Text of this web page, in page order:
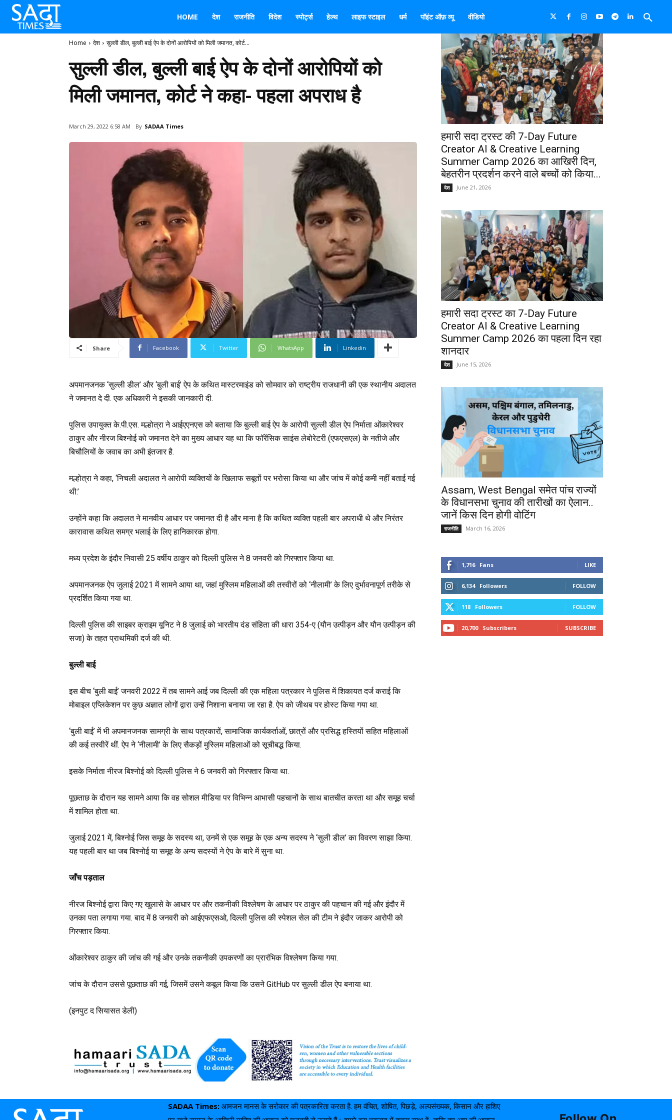
HOME देश राजनीति विदेश स्पोर्ट्स हेल्थ लाइफ स्टाइल धर्म पॉइंट ऑफ़ व्यू वीडियो
Home देश सुल्ली डील, बुल्ली बाई ऐप के दोनों आरोपियों को मिली जमानत, कोर्ट...
सुल्ली डील, बुल्ली बाई ऐप के दोनों आरोपियों को
मिली जमानत, कोर्ट ने कहा- पहला अपराध है
March 29, 2022 6:58 AM By SADAA Times
Share Facebook Twitter WhatsApp Linkedin
अपमानजनक ‘सुल्ली डील’ और ‘बुली बाई’ ऐप के कथित मास्टरमाइंड को सोमवार को राष्ट्रीय राजधानी की एक स्थानीय अदालत
ने जमानत दे दी. एक अधिकारी ने इसकी जानकारी दी.
पुलिस उपायुक्त के.पी.एस. मल्होत्रा ​​ने आईएएनएस को बताया कि बुल्ली बाई ऐप के आरोपी सुल्ली डील ऐप निर्माता ओंकारेश्वर
ठाकुर और नीरज बिश्नोई को जमानत देने का मुख्य आधार यह था कि फॉरेंसिक साइंस लेबोरेटरी (एफएसएल) के नतीजे और
बिचौलियों के जवाब का अभी इंतजार है.
मल्होत्रा ​​ने कहा, ‘निचली अदालत ने आरोपी व्यक्तियों के खिलाफ सबूतों पर भरोसा किया था और जांच में कोई कमी नहीं बताई गई
थी.’
उन्होंने कहा कि अदालत ने मानवीय आधार पर जमानत दी है और माना है कि कथित व्यक्ति पहली बार अपराधी थे और निरंतर
कारावास कथित समग्र भलाई के लिए हानिकारक होगा.
मध्य प्रदेश के इंदौर निवासी 25 वर्षीय ठाकुर को दिल्ली पुलिस ने 8 जनवरी को गिरफ्तार किया था.
अपमानजनक ऐप जुलाई 2021 में सामने आया था, जहां मुस्लिम महिलाओं की तस्वीरों को ‘नीलामी’ के लिए दुर्भावनापूर्ण तरीके से
प्रदर्शित किया गया था.
दिल्ली पुलिस की साइबर क्राइम यूनिट ने 8 जुलाई को भारतीय दंड संहिता की धारा 354-ए (यौन उत्पीड़न और यौन उत्पीड़न की
सजा) के तहत प्राथमिकी दर्ज की थी.
बुल्ली बाई
इस बीच ‘बुली बाई’ जनवरी 2022 में तब सामने आई जब दिल्ली की एक महिला पत्रकार ने पुलिस में शिकायत दर्ज कराई कि
मोबाइल एप्लिकेशन पर कुछ अज्ञात लोगों द्वारा उन्हें निशाना बनाया जा रहा है. ऐप को जीथब पर होस्ट किया गया था.
‘बुली बाई’ में भी अपमानजनक सामग्री के साथ पत्रकारों, सामाजिक कार्यकर्ताओं, छात्रों और प्रसिद्ध हस्तियों सहित महिलाओं
की कई तस्वीरें थीं. ऐप ने ‘नीलामी’ के लिए सैकड़ों मुस्लिम महिलाओं को सूचीबद्ध किया.
इसके निर्माता नीरज बिश्नोई को दिल्ली पुलिस ने 6 जनवरी को गिरफ्तार किया था.
पूछताछ के दौरान यह सामने आया कि वह सोशल मीडिया पर विभिन्न आभासी पहचानों के साथ बातचीत करता था और समूह चर्चा
में शामिल होता था.
जुलाई 2021 में, बिश्नोई जिस समूह के सदस्य था, उनमें से एक समूह के एक अन्य सदस्य ने ‘सुली डील’ का विवरण साझा किया.
यह पहली बार था जब बिश्नोई या समूह के अन्य सदस्यों ने ऐप के बारे में सुना था.
जाँच पड़ताल
नीरज बिश्नोई द्वारा किए गए खुलासे के आधार पर और तकनीकी विश्लेषण के आधार पर ठाकुर की पहचान की गई और इंदौर में
उनका पता लगाया गया. बाद में 8 जनवरी को आईएफएसओ, दिल्ली पुलिस की स्पेशल सेल की टीम ने इंदौर जाकर आरोपी को
गिरफ्तार किया.
ओंकारेश्वर ठाकुर की जांच की गई और उनके तकनीकी उपकरणों का प्रारंभिक विश्लेषण किया गया.
जांच के दौरान उससे पूछताछ की गई, जिसमें उसने कबूल किया कि उसने GitHub पर सुल्ली डील ऐप बनाया था.
(इनपुट द सियासत डेली)
हमारी सदा ट्रस्ट की 7-Day Future
Creator AI & Creative Learning
Summer Camp 2026 का आखिरी दिन,
बेहतरीन प्रदर्शन करने वाले बच्चों को किया...
देश June 21, 2026
हमारी सदा ट्रस्ट का 7-Day Future
Creator AI & Creative Learning
Summer Camp 2026 का पहला दिन रहा
शानदार
देश June 15, 2026
Assam, West Bengal समेत पांच राज्यों
के विधानसभा चुनाव की तारीखों का ऐलान..
जानें किस दिन होगी वोटिंग
राजनीति March 16, 2026
1,716 Fans LIKE
6,134 Followers FOLLOW
118 Followers FOLLOW
20,700 Subscribers SUBSCRIBE
SADAA Times: आमजन मानस के सरोकार की पत्रकारिता करता है. हम वंचित, शोषित, पिछड़े, अल्पसंख्यक, किसान और हाशिए